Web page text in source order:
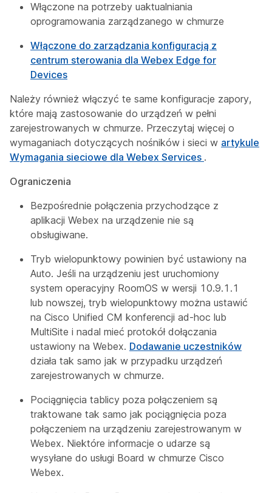
Włączone na potrzeby uaktualniania
oprogramowania zarządzanego w chmurze
Włączone do zarządzania konfiguracją z
centrum sterowania dla Webex Edge for
Devices
Należy również włączyć te same konfiguracje zapory,
które mają zastosowanie do urządzeń w pełni
zarejestrowanych w chmurze. Przeczytaj więcej o
wymaganiach dotyczących nośników i sieci w artykule
Wymagania sieciowe dla Webex Services .
Ograniczenia
Bezpośrednie połączenia przychodzące z
aplikacji Webex na urządzenie nie są
obsługiwane.
Tryb wielopunktowy powinien być ustawiony na
Auto. Jeśli na urządzeniu jest uruchomiony
system operacyjny RoomOS w wersji 10.9.1.1
lub nowszej, tryb wielopunktowy można ustawić
na Cisco Unified CM konferencji ad-hoc lub
MultiSite i nadal mieć protokół dołączania
ustawiony na Webex. Dodawanie uczestników
działa tak samo jak w przypadku urządzeń
zarejestrowanych w chmurze.
Pociągnięcia tablicy poza połączeniem są
traktowane tak samo jak pociągnięcia poza
połączeniem na urządzeniu zarejestrowanym w
Webex. Niektóre informacje o udarze są
wysyłane do usługi Board w chmurze Cisco
Webex.